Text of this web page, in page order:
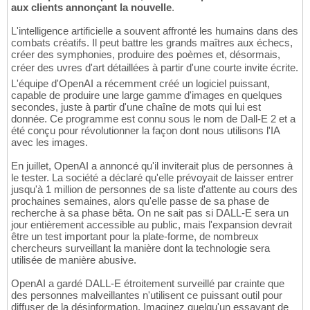
aux clients annonçant la nouvelle.
L'intelligence artificielle a souvent affronté les humains dans des
combats créatifs. Il peut battre les grands maîtres aux échecs,
créer des symphonies, produire des poèmes et, désormais,
créer des uvres d'art détaillées à partir d'une courte invite écrite.
L'équipe d'OpenAI a récemment créé un logiciel puissant,
capable de produire une large gamme d'images en quelques
secondes, juste à partir d'une chaîne de mots qui lui est
donnée. Ce programme est connu sous le nom de Dall-E 2 et a
été conçu pour révolutionner la façon dont nous utilisons l'IA
avec les images.
En juillet, OpenAI a annoncé qu'il inviterait plus de personnes à
le tester. La société a déclaré qu'elle prévoyait de laisser entrer
jusqu'à 1 million de personnes de sa liste d'attente au cours des
prochaines semaines, alors qu'elle passe de sa phase de
recherche à sa phase bêta. On ne sait pas si DALL-E sera un
jour entièrement accessible au public, mais l'expansion devrait
être un test important pour la plate-forme, de nombreux
chercheurs surveillant la manière dont la technologie sera
utilisée de manière abusive.
OpenAI a gardé DALL-E étroitement surveillé par crainte que
des personnes malveillantes n'utilisent ce puissant outil pour
diffuser de la désinformation. Imaginez quelqu'un essayant de